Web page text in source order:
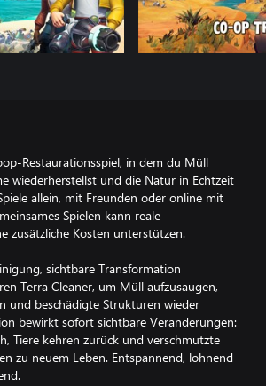
Restaurationsspiel, in dem du Müll
wiederherstellst und die Natur in Echtzeit
allein, mit Freunden oder online mit
Spielen kann reale
zusätzliche Kosten unterstützen.
sichtbare Transformation
Terra Cleaner, um Müll aufzusaugen,
und beschädigte Strukturen wieder
bewirkt sofort sichtbare Veränderungen:
Tiere kehren zurück und verschmutzte
zu neuem Leben. Entspannend, lohnend